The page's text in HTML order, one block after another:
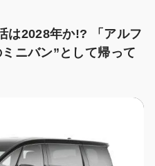
は2028年か!? 「アルフ
ニバン”として帰って